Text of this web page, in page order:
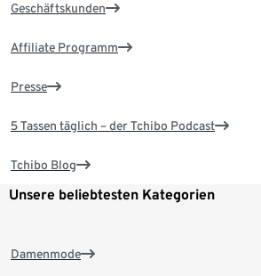
Geschäftskunden
Affiliate Programm
Presse
5 Tassen täglich – der Tchibo Podcast
Tchibo Blog
Unsere beliebtesten Kategorien
Damenmode